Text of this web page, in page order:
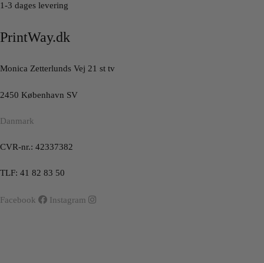
1-3 dages levering
PrintWay.dk
Monica Zetterlunds Vej 21 st tv
2450 København SV
Danmark
CVR-nr.: 42337382
TLF: 41 82 83 50
Facebook Instagram